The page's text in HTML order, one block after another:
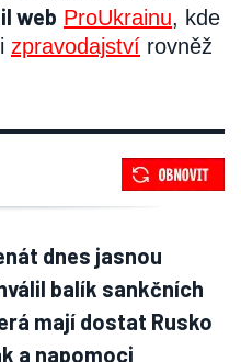
web ProUkrainu, kde
i zpravodajství rovněž
dnes jasnou
balík sankčních
mají dostat Rusko
a napomoci